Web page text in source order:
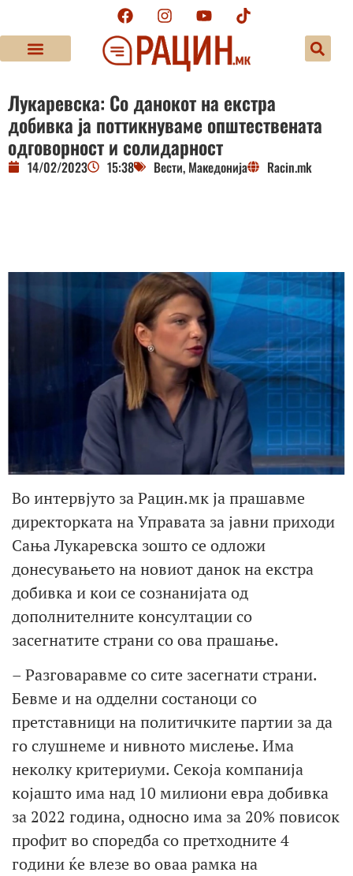
Лукаревска: Со данокот на екстра
добивка ја поттикнуваме општествената
одговорност и солидарност
14/02/2023 15:38 Вести, Македонија Racin.mk
Во интервјуто за Рацин.мк ја прашавме
директорката на Управата за јавни приходи
Сања Лукаревска зошто се одложи
донесувањето на новиот данок на екстра
добивка и кои се сознанијата од
дополнителните консултации со
засегнатите страни со ова прашање.
– Разговаравме со сите засегнати страни.
Бевме и на одделни состаноци со
претставници на политичките партии за да
го слушнеме и нивното мислење. Има
неколку критериуми. Секоја компанија
којашто има над 10 милиони евра добивка
за 2022 година, односно има за 20% повисок
профит во споредба со претходните 4
години ќе влезе во оваа рамка на